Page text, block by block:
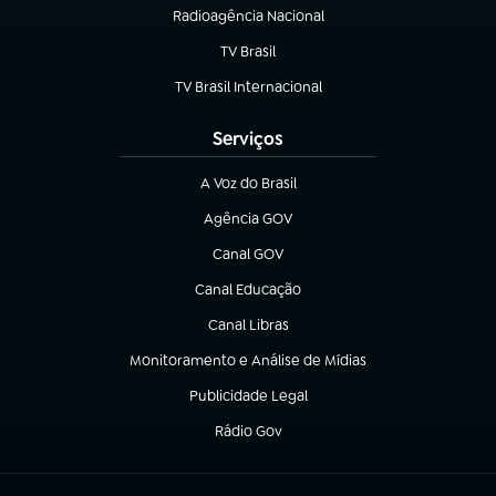
Radioagência Nacional
(abre em nova aba)
TV Brasil
(abre em nova aba)
TV Brasil Internacional
(abre em nova aba)
Serviços
A Voz do Brasil
(abre em nova aba)
Agência GOV
(abre em nova aba)
Canal GOV
(abre em nova aba)
Canal Educação
(abre em nova aba)
Canal Libras
(abre em nova aba)
Monitoramento e Análise de Mídias
(abre em nova aba)
Publicidade Legal
(abre em nova aba)
Rádio Gov
(abre em nova aba)